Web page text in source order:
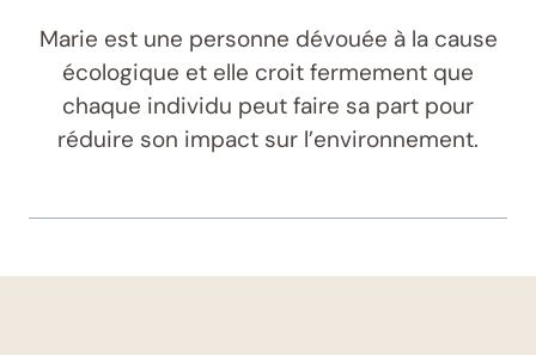
Marie est une personne dévouée à la cause
écologique et elle croit fermement que
chaque individu peut faire sa part pour
réduire son impact sur l’environnement.